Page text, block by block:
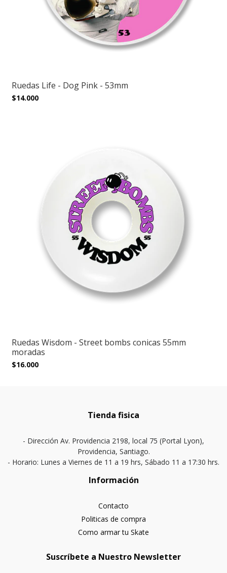
Ruedas Life - Dog Pink - 53mm
$14.000
Ruedas Wisdom - Street bombs conicas 55mm
moradas
$16.000
Tienda fisica
- Dirección Av. Providencia 2198, local 75 (Portal Lyon),
Providencia, Santiago.
- Horario: Lunes a Viernes de 11 a 19 hrs, Sábado 11 a 17:30 hrs.
Información
Contacto
Politicas de compra
Como armar tu Skate
Suscríbete a Nuestro Newsletter